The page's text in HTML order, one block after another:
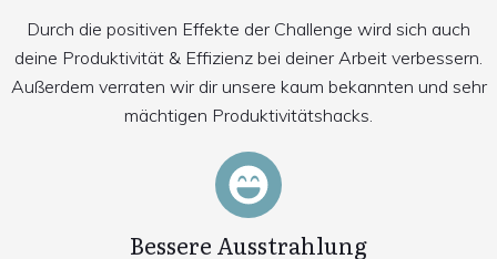
Durch die positiven Effekte der Challenge wird sich auch
deine Produktivität & Effizienz bei deiner Arbeit verbessern.
Außerdem verraten wir dir unsere kaum bekannten und sehr
mächtigen Produktivitätshacks.
Bessere Ausstrahlung